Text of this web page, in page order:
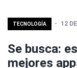
TECNOLOGÍA 12
Se busca:
mejores